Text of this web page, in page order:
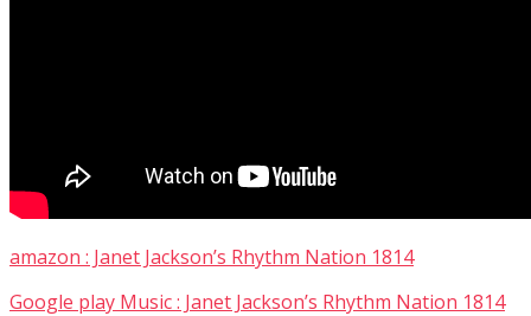
amazon : Janet Jackson’s Rhythm Nation 1814
Google play Music : Janet Jackson’s Rhythm Nation 1814